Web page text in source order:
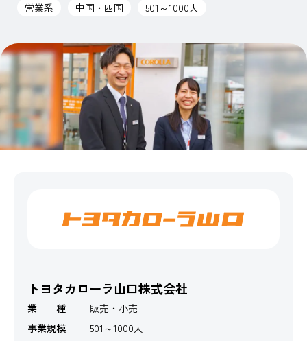
営業系
中国・四国 501～1000人
トヨタカローラ山口株式会社
業 種
販売・小売
事業規模
501～1000人